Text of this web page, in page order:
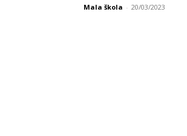
Mala škola - 20/03/2023